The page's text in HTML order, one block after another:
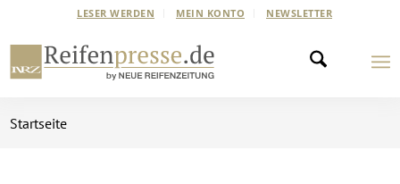
LESER WERDEN MEIN KONTO NEWSLETTER
Startseite